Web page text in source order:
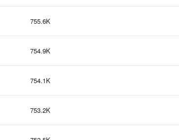
755.6K
754.9K
754.1K
753.2K